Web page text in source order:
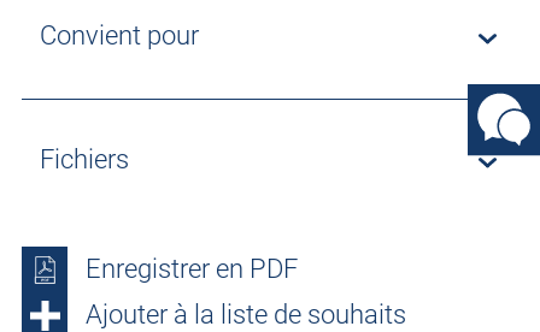
Convient pour
Fichiers
Enregistrer en PDF
Ajouter à la liste de souhaits